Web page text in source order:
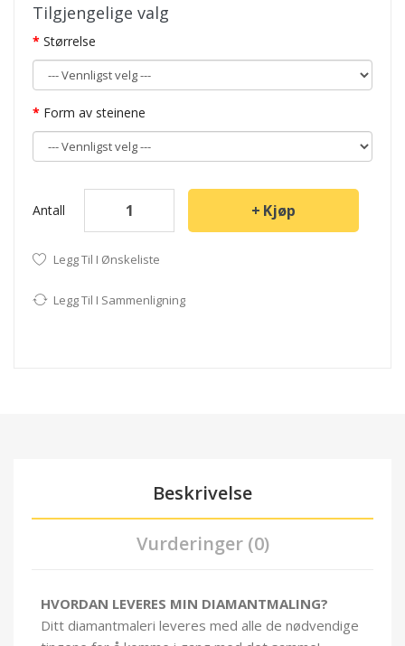
Tilgjengelige valg
Størrelse
Form av steinene
Antall Kjøp
Legg Til I Ønskeliste
Legg Til I Sammenligning
Beskrivelse
Vurderinger (0)
HVORDAN LEVERES MIN DIAMANTMALING?
Ditt diamantmaleri leveres med alle de nødvendige